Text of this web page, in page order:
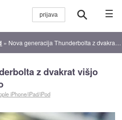
☰
» Nova generacija Thunderbolta z dvakrat višjo hitrostjo prihodnje leto
z dvakrat višjo
iPhone/iPad/iPod